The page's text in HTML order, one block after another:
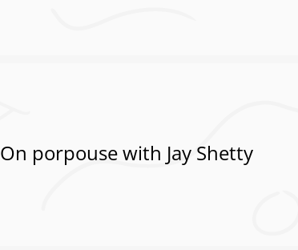
On porpouse with Jay Shetty